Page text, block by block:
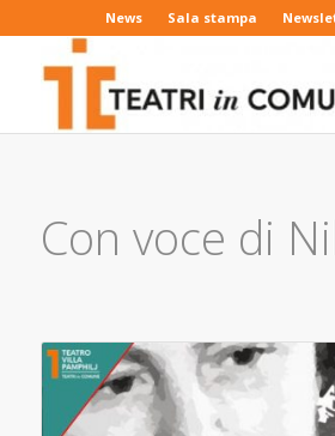
News Sala stampa
Con voce di